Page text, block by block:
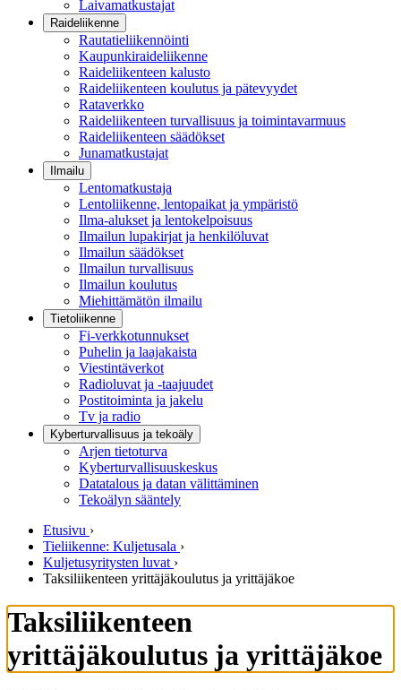
Laivamatkustajat
Raideliikenne
Rautatieliikennöinti
Kaupunkiraideliikenne
Raideliikenteen kalusto
Raideliikenteen koulutus ja pätevyydet
Rataverkko
Raideliikenteen turvallisuus ja toimintavarmuus
Raideliikenteen säädökset
Junamatkustajat
Ilmailu
Lentomatkustaja
Lentoliikenne, lentopaikat ja ympäristö
Ilma-alukset ja lentokelpoisuus
Ilmailun lupakirjat ja henkilöluvat
Ilmailun säädökset
Ilmailun turvallisuus
Ilmailun koulutus
Miehittämätön ilmailu
Tietoliikenne
Fi-verkkotunnukset
Puhelin ja laajakaista
Viestintäverkot
Radioluvat ja -taajuudet
Postitoiminta ja jakelu
Tv ja radio
Kyberturvallisuus ja tekoäly
Arjen tietoturva
Kyberturvallisuuskeskus
Datatalous ja datan välittäminen
Tekoälyn sääntely
Etusivu ›
Tieliikenne: Kuljetusala ›
Kuljetusyritysten luvat ›
Taksiliikenteen yrittäjäkoulutus ja yrittäjäkoe
Taksiliikenteen
yrittäjäkoulutus ja yrittäjäkoe